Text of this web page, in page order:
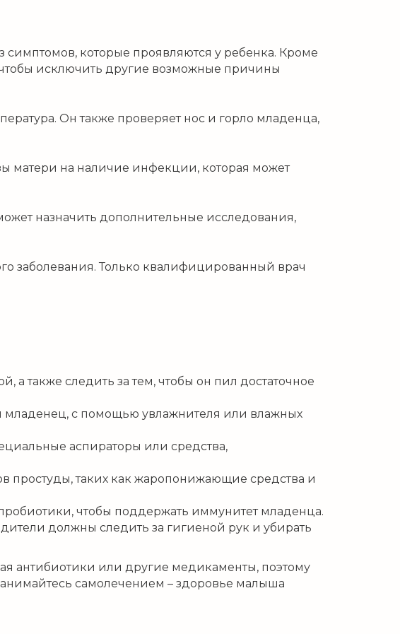
которые проявляются у ребенка. Кроме
исключить другие возможные причины
Он также проверяет нос и горло младенца,
матери на наличие инфекции, которая может
назначить дополнительные исследования,
заболевания. Только квалифицированный врач
также следить за тем, чтобы он пил достаточное
младенец, с помощью увлажнителя или влажных
аспираторы или средства,
простуды, таких как жаропонижающие средства и
чтобы поддержать иммунитет младенца.
должны следить за гигиеной рук и убирать
антибиотики или другие медикаменты, поэтому
самолечением – здоровье малыша